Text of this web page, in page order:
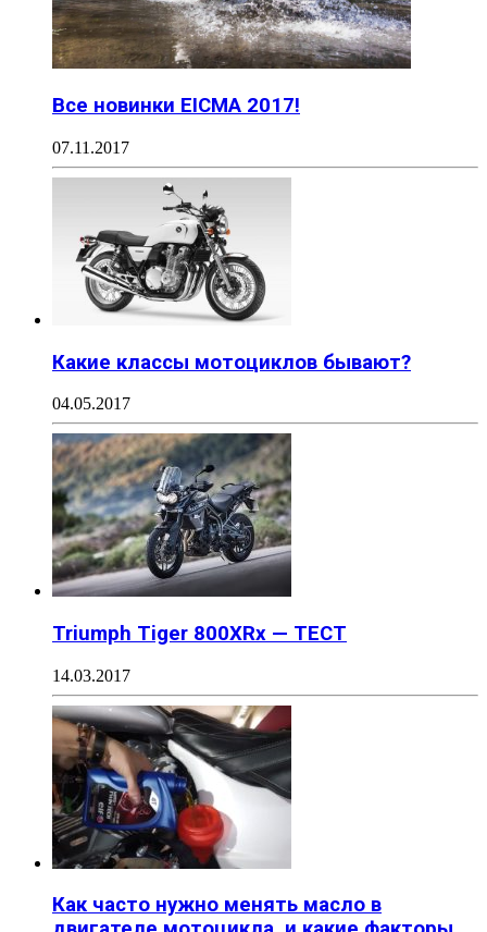
Все новинки EICMA 2017!
07.11.2017
Какие классы мотоциклов бывают?
04.05.2017
Triumph Tiger 800XRx — ТЕСТ
14.03.2017
Как часто нужно менять масло в